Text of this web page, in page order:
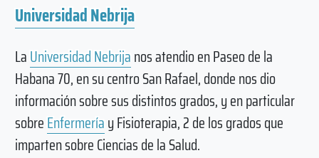
Universidad Nebrija
LaUniversidad Nebrijanos atendio en Paseo de la
Habana 70, en su centro San Rafael, donde nos dio
información sobre sus distintos grados, y en particular
sobreEnfermeríay Fisioterapia, 2 de los grados que
imparten sobre Ciencias de la Salud.